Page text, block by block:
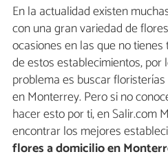
En la actualidad existen
con una gran variedad de
ocasiones en las que no
de estos establecimientos, por
problema es buscar
en Monterrey. Pero si no
hacer esto por ti, en Salir.com
encontrar los mejores
flores a domicilio en